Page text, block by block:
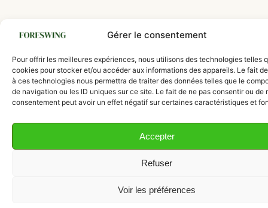
Gérer le consentement
Pour offrir les meilleures expériences, nous utilisons des technologies telles
cookies pour stocker et/ou accéder aux informations des appareils. Le fait
à ces technologies nous permettra de traiter des données telles que le
de navigation ou les ID uniques sur ce site. Le fait de ne pas consentir ou de
consentement peut avoir un effet négatif sur certaines caractéristiques et
Accepter
Refuser
Voir les préférences